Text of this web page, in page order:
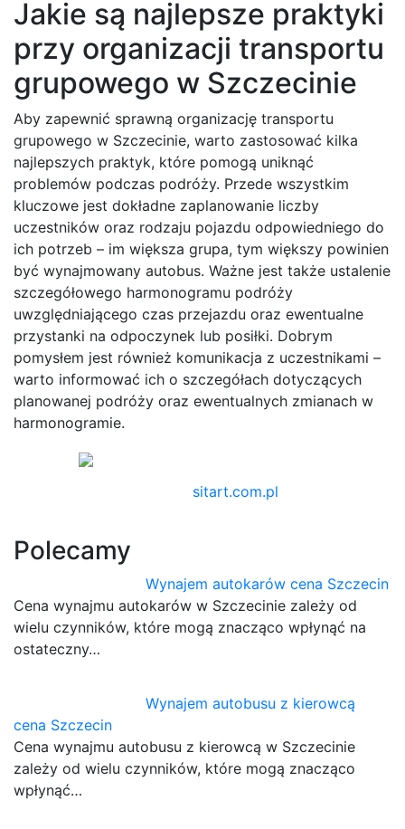
Jakie są najlepsze praktyki
przy organizacji transportu
grupowego w Szczecinie
Aby zapewnić sprawną organizację transportu
grupowego w Szczecinie, warto zastosować kilka
najlepszych praktyk, które pomogą uniknąć
problemów podczas podróży. Przede wszystkim
kluczowe jest dokładne zaplanowanie liczby
uczestników oraz rodzaju pojazdu odpowiedniego do
ich potrzeb – im większa grupa, tym większy powinien
być wynajmowany autobus. Ważne jest także ustalenie
szczegółowego harmonogramu podróży
uwzględniającego czas przejazdu oraz ewentualne
przystanki na odpoczynek lub posiłki. Dobrym
pomysłem jest również komunikacja z uczestnikami –
warto informować ich o szczegółach dotyczących
planowanej podróży oraz ewentualnych zmianach w
harmonogramie.
sitart.com.pl
Polecamy
Wynajem autokarów cena Szczecin
Cena wynajmu autokarów w Szczecinie zależy od
wielu czynników, które mogą znacząco wpłynąć na
ostateczny…
Wynajem autobusu z kierowcą
cena Szczecin
Cena wynajmu autobusu z kierowcą w Szczecinie
zależy od wielu czynników, które mogą znacząco
wpłynąć…